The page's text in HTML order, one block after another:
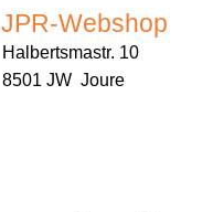
JPR-Webshop
Halbertsmastr. 10
8501 JW Joure